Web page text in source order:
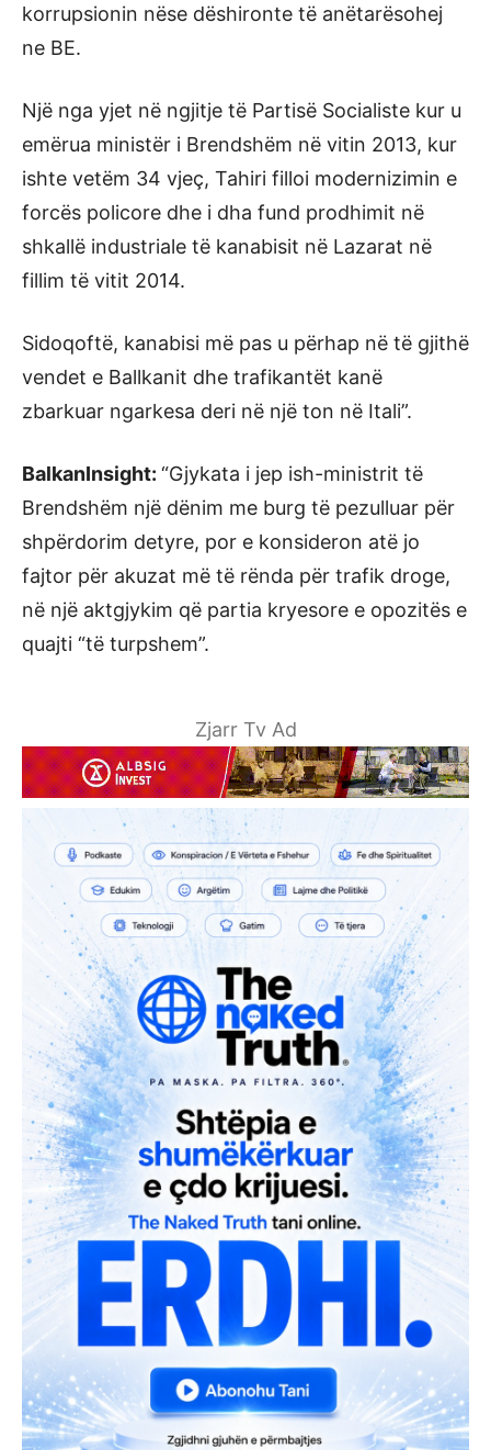
korrupsionin nëse dëshironte të anëtarësohej
ne BE.
Një nga yjet në ngjitje të Partisë Socialiste kur u
emërua ministër i Brendshëm në vitin 2013, kur
ishte vetëm 34 vjeç, Tahiri filloi modernizimin e
forcës policore dhe i dha fund prodhimit në
shkallë industriale të kanabisit në Lazarat në
fillim të vitit 2014.
Sidoqoftë, kanabisi më pas u përhap në të gjithë
vendet e Ballkanit dhe trafikantët kanë
zbarkuar ngarkesa deri në një ton në Itali”.
BalkanInsight: “Gjykata i jep ish-ministrit të
Brendshëm një dënim me burg të pezulluar për
shpërdorim detyre, por e konsideron atë jo
fajtor për akuzat më të rënda për trafik droge,
në një aktgjykim që partia kryesore e opozitës e
quajti “të turpshem”.
Zjarr Tv Ad